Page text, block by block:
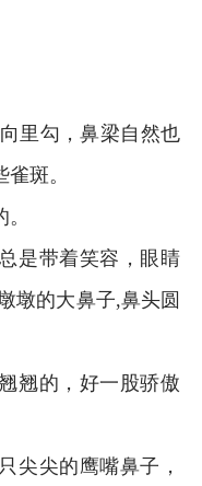
里勾，鼻梁自然也
斑。
带着笑容，眼睛
墩的大鼻子,鼻头圆
的，好一股骄傲
尖的鹰嘴鼻子，